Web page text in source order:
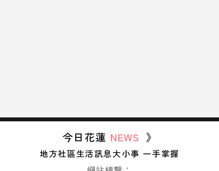
今日花蓮 NEWS 》
地方社區生活訊息大小事 一手掌握